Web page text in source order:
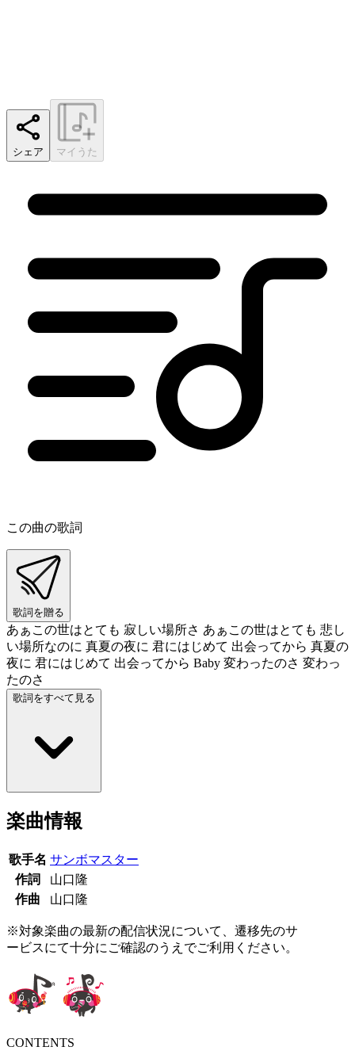
シェア マイうた
この曲の歌詞
歌詞を贈る
あぁこの世はとても 寂しい場所さ あぁこの世はとても 悲し
い場所なのに 真夏の夜に 君にはじめて 出会ってから 真夏の
夜に 君にはじめて 出会ってから Baby 変わったのさ 変わっ
たのさ
歌詞をすべて見る
楽曲情報
歌手名 サンボマスター
作詞
山口隆
作曲
山口隆
※対象楽曲の最新の配信状況について、遷移先のサ
ービスにて十分にご確認のうえでご利用ください。
CONTENTS